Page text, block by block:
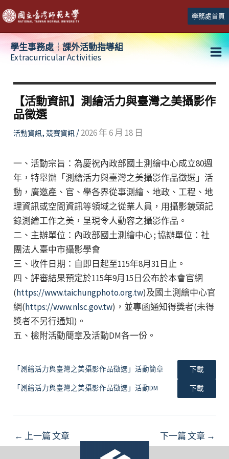
跳
至
主
學務處首頁
學生事務處┆課外活動指導組
Extracurricular Activities
【活動資訊】測繪活力與臺灣之美攝影作
品徵選
活動資訊, 競賽資訊/2026 年 6 月 18 日
一、活動宗旨：為慶祝內政部國土測繪中心成立80週
年，特舉辦「測繪活力與臺灣之美攝影作品徵選」活
動，廣邀產、官、學各界從事測繪、地政、工程、地
理資訊或空間資訊等領域之從業人員，用攝影鏡頭記
錄測繪工作之美，呈現令人動容之攝影作品。
二、主辦單位：內政部國土測繪中心 ; 協辦單位：社
團法人臺中市攝影學會
三、收件日期：自即日起至115年8月31日止。
四、評審結果預定於115年9月15日公布於本會官網
(https://www.taichungphoto.org.tw)及國土測繪中心官
網(https://www.nlsc.gov.tw)，並專函通知得獎者(未得
獎者不另行通知)。
五、檢附活動簡章及活動DM各一份。
「測繪活力與臺灣之美攝影作品徵選」活動簡章 下載
「測繪活力與臺灣之美攝影作品徵選」活動DM 下載
Post
navigation
← 上一篇 文章 下一篇 文章 →